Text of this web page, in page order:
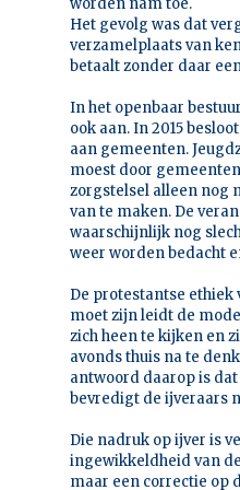
worden nam toe.
Het gevolg was dat
verzamelplaats van
betaalt zonder daar
In het openbaar
ook aan. In 2015
aan gemeenten.
moest door
zorgstelsel alleen nog
van te maken. De
waarschijnlijk nog
weer worden bedacht
De protestantse ethiek
moet zijn leidt de
zich heen te kijken en
avonds thuis na te
antwoord daarop is
bevredigt de ijveraars
Die nadruk op ijver is
ingewikkeldheid van
maar een correctie op